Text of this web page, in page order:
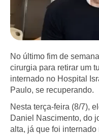
No último fim de
cirurgia para retirar um
internado no Hospital
Paulo, se recuperando.
Nesta terça-feira (8/7),
Daniel Nascimento, do
alta, já que foi